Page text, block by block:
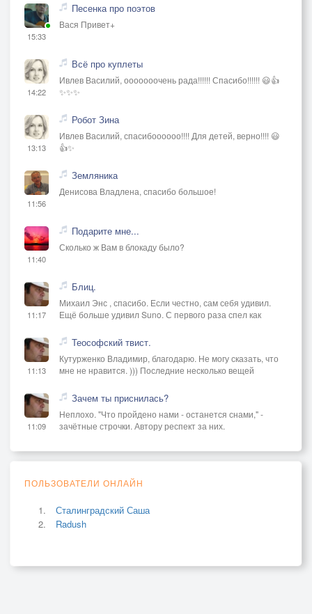
15:33
Песенка про поэтов
Вася Привет+
14:22
Всё про куплеты
Ивлев Василий, ооооооочень рада!!!!!! Спасибо!!!!!! 😃👍
✨✨✨
13:13
Робот Зина
Ивлев Василий, спасибоооооо!!!! Для детей, верно!!!! 😃
👍✨
11:56
Земляника
Денисова Владлена, спасибо большое!
11:40
Подарите мне...
Сколько ж Вам в блокаду было?
11:17
Блиц.
Михаил Энс , спасибо. Если честно, сам себя удивил.
Ещё больше удивил Suno. С первого раза спел как
11:13
Теософский твист.
Кутурженко Владимир, благодарю. Не могу сказать, что
мне не нравится. ))) Последние несколько вещей
11:09
Зачем ты приснилась?
Неплохо. "Что пройдено нами - останется снами," -
зачётные строчки. Автору респект за них.
ПОЛЬЗОВАТЕЛИ ОНЛАЙН
Сталинградский Саша
Radush